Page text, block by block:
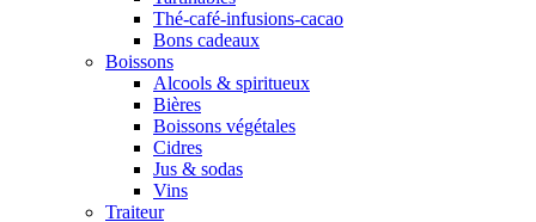
Thé-café-infusions-cacao
Bons cadeaux
Boissons
Alcools & spiritueux
Bières
Boissons végétales
Cidres
Jus & sodas
Vins
Traiteur